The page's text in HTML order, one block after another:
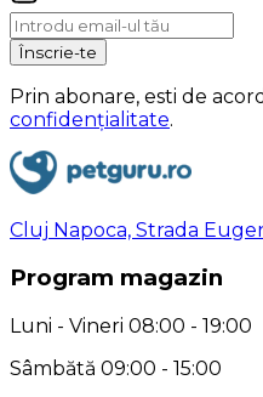
Înscrie-te
Prin abonare, esti de
confidențialitate.
Cluj Napoca, Strada
Program magazin
Luni - Vineri 08:00 - 19:00
Sâmbătă 09:00 - 15:00